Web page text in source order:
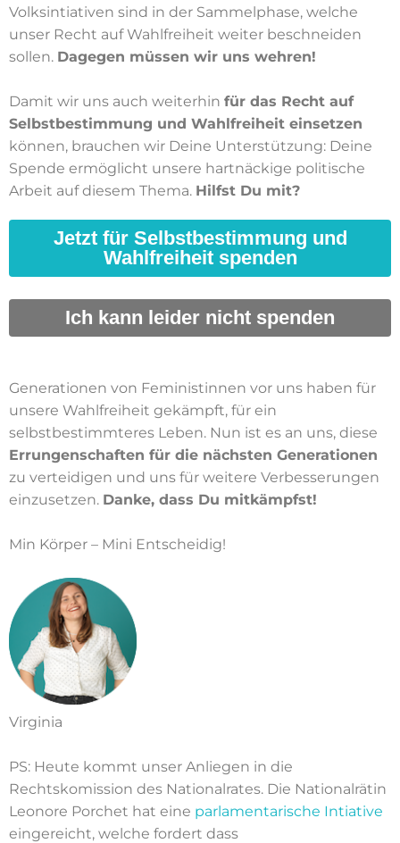
Volksintiativen sind in der Sammelphase, welche
unser Recht auf Wahlfreiheit weiter beschneiden
sollen. Dagegen müssen wir uns wehren!
Damit wir uns auch weiterhin für das Recht auf
Selbstbestimmung und Wahlfreiheit einsetzen
können, brauchen wir Deine Unterstützung: Deine
Spende ermöglicht unsere hartnäckige politische
Arbeit auf diesem Thema. Hilfst Du mit?
Jetzt für Selbstbestimmung und
Wahlfreiheit spenden
Ich kann leider nicht spenden
Generationen von Feministinnen vor uns haben für
unsere Wahlfreiheit gekämpft, für ein
selbstbestimmteres Leben. Nun ist es an uns, diese
Errungenschaften für die nächsten Generationen
zu verteidigen und uns für weitere Verbesserungen
einzusetzen. Danke, dass Du mitkämpfst!
Min Körper – Mini Entscheidig!
Virginia
PS: Heute kommt unser Anliegen in die
Rechtskomission des Nationalrates. Die Nationalrätin
Leonore Porchet hat eine parlamentarische Intiative
eingereicht, welche fordert dass